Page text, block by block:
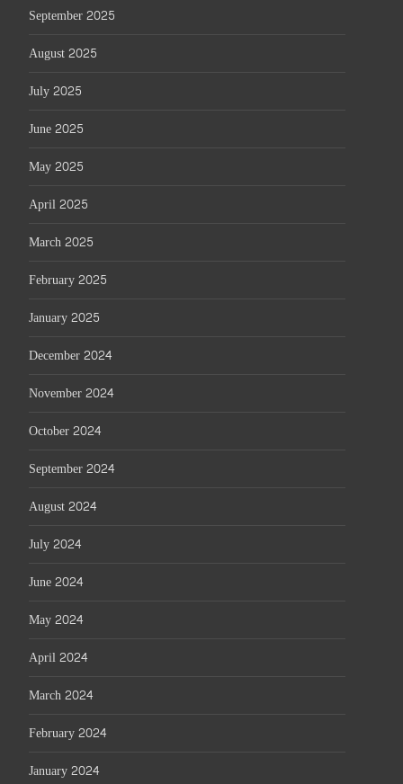
September 2025
August 2025
July 2025
June 2025
May 2025
April 2025
March 2025
February 2025
January 2025
December 2024
November 2024
October 2024
September 2024
August 2024
July 2024
June 2024
May 2024
April 2024
March 2024
February 2024
January 2024